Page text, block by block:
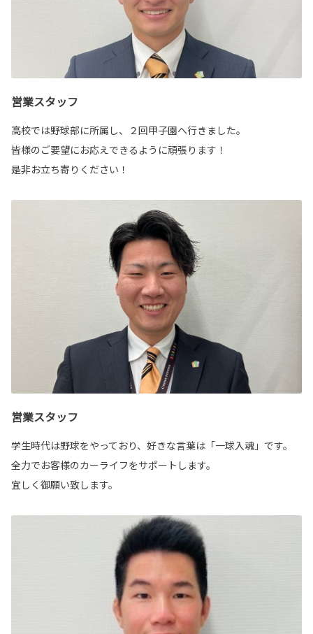
営業スタッフ
高校では野球部に所属し、２回甲子園へ行きました。
皆様のご要望にお応えできるように頑張ります！
是非お立ち寄りください！
営業スタッフ
学生時代は野球をやっており、好きな言葉は「一球入魂」です。
全力でお客様のカーライフをサポートします。
宜しく御願い致します。